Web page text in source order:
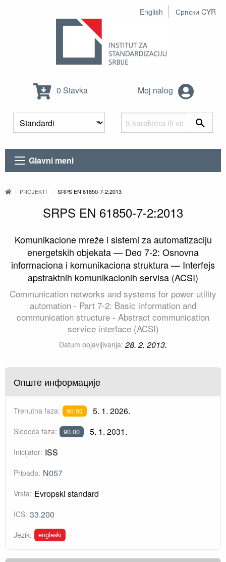
English Српски CYR
0 Stavka Moj nalog
Glavni meni
PROJEKTI SRPS EN 61850-7-2:2013
SRPS EN 61850-7-2:2013
Komunikacione mreže i sistemi za automatizaciju
energetskih objekata — Deo 7-2: Osnovna
informaciona i komunikaciona struktura — Interfejs
apstraktnih komunikacionih servisa (ACSI)
Communication networks and systems for power utility
automation - Part 7-2: Basic information and
communication structure - Abstract communication
service interface (ACSI)
Datum objavljivanja: 28. 2. 2013.
Опште информације
Trenutna faza: 90.93 5. 1. 2026.
Sledeća faza: 90.00 5. 1. 2031.
Inicijator: ISS
Pripada: N057
Vrsta: Evropski standard
ICS: 33.200
Jezik: engleski